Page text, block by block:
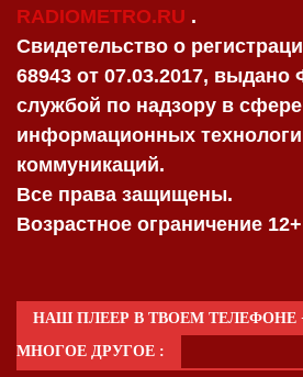
RADIOMETRO.RU .
Свидетельство о
68943 от 07.03.2017, выдано
службой по надзору в
информационных
коммуникаций.
Все права защищены.
Возрастное ограничение 12+
НАШ ПЛЕЕР В ТВОЕМ ТЕЛЕФОНЕ
МНОГОЕ ДРУГОЕ :